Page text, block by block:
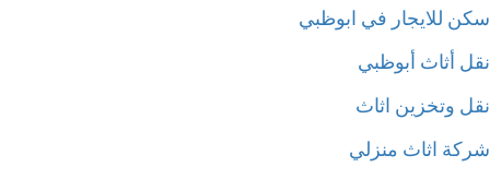
للايجار في ابوظبي
أثاث أبوظبي
وتخزين اثاث
اثاث منزلي